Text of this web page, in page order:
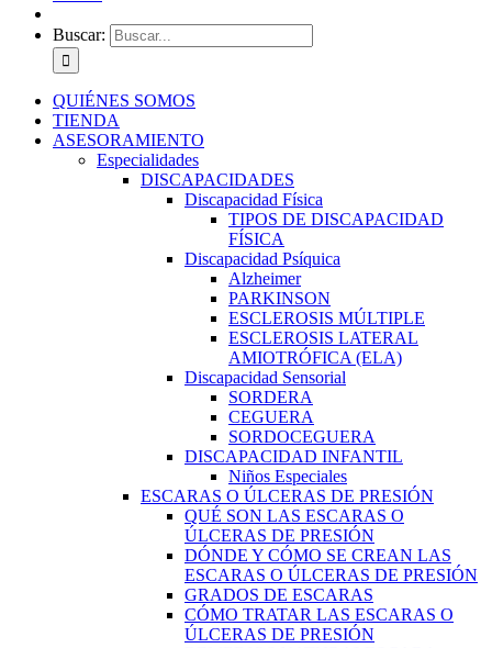
Buscar:
QUIÉNES SOMOS
TIENDA
ASESORAMIENTO
Especialidades
DISCAPACIDADES
Discapacidad Física
TIPOS DE DISCAPACIDAD
FÍSICA
Discapacidad Psíquica
Alzheimer
PARKINSON
ESCLEROSIS MÚLTIPLE
ESCLEROSIS LATERAL
AMIOTRÓFICA (ELA)
Discapacidad Sensorial
SORDERA
CEGUERA
SORDOCEGUERA
DISCAPACIDAD INFANTIL
Niños Especiales
ESCARAS O ÚLCERAS DE PRESIÓN
QUÉ SON LAS ESCARAS O
ÚLCERAS DE PRESIÓN
DÓNDE Y CÓMO SE CREAN LAS
ESCARAS O ÚLCERAS DE PRESIÓN
GRADOS DE ESCARAS
CÓMO TRATAR LAS ESCARAS O
ÚLCERAS DE PRESIÓN